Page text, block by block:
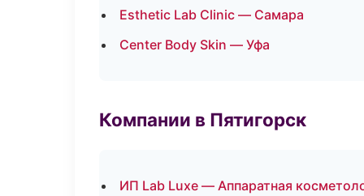
Esthetic Lab Clinic — Самара
Center Body Skin — Уфа
Компании в Пятигорск
ИП Lab Luxe — Аппаратная